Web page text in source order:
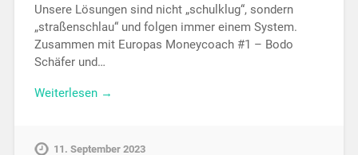
Unsere Lösungen sind nicht „schulklug“, sondern
„straßenschlau“ und folgen immer einem System.
Zusammen mit Europas Moneycoach #1 – Bodo
Schäfer und…
Weiterlesen →
11. September 2023